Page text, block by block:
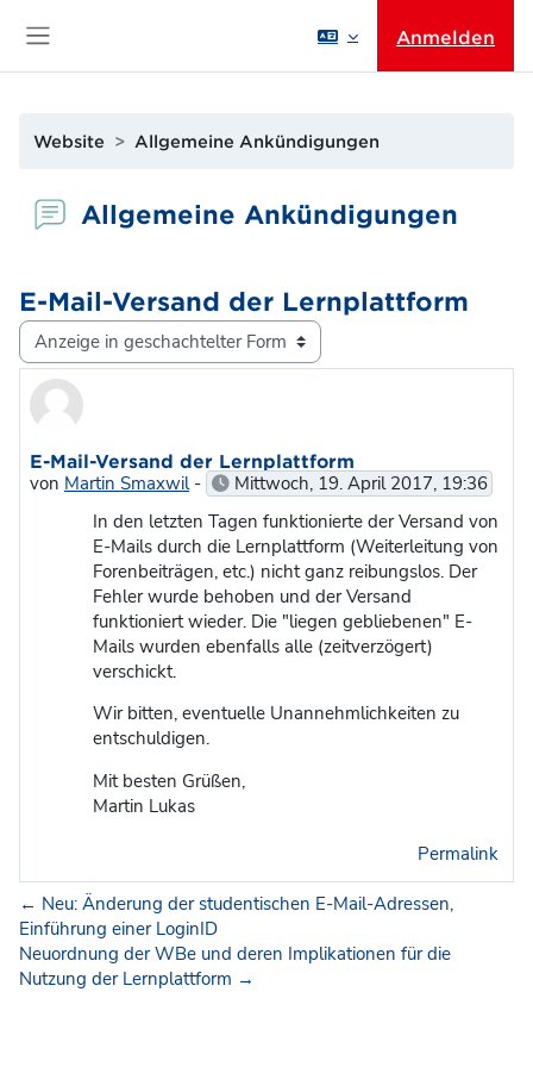
Anmelden
Website Allgemeine Ankündigungen
Allgemeine Ankündigungen
E-Mail-Versand der Lernplattform
Anzeigemodus
E-Mail-Versand der Lernplattform
von Martin Smaxwil- Mittwoch, 19. April 2017, 19:36
In den letzten Tagen funktionierte der Versand von
E-Mails durch die Lernplattform (Weiterleitung von
Forenbeiträgen, etc.) nicht ganz reibungslos. Der
Fehler wurde behoben und der Versand
funktioniert wieder. Die "liegen gebliebenen" E-
Mails wurden ebenfalls alle (zeitverzögert)
verschickt.
Wir bitten, eventuelle Unannehmlichkeiten zu
entschuldigen.
Mit besten Grüßen,
Martin Lukas
Permalink
← Neu: Änderung der studentischen E-Mail-Adressen,
Einführung einer LoginID
Neuordnung der WBe und deren Implikationen für die
Nutzung der Lernplattform →